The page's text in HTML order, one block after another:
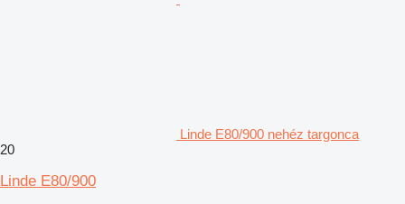
Linde E80/900 nehéz targonca
20
Linde E80/900